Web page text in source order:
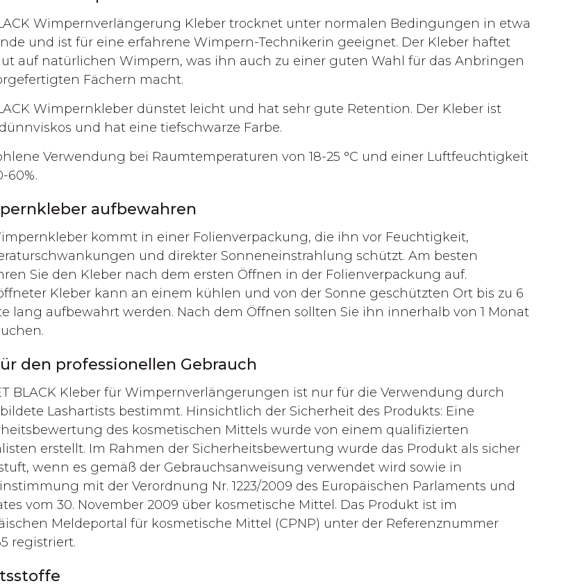
Wimpernverlängerung Kleber trocknet unter normalen Bedingungen in etwa
und ist für eine erfahrene Wimpern-Technikerin geeignet. Der Kleber haftet
auf natürlichen Wimpern, was ihn auch zu einer guten Wahl für das Anbringen
Fächern macht.
Wimpernkleber dünstet leicht und hat sehr gute Retention. Der Kleber ist
und hat eine tiefschwarze Farbe.
Verwendung bei Raumtemperaturen von 18-25 °C und einer Luftfeuchtigkeit
60%.
aufbewahren
kommt in einer Folienverpackung, die ihn vor Feuchtigkeit,
und direkter Sonneneinstrahlung schützt. Am besten
Sie den Kleber nach dem ersten Öffnen in der Folienverpackung auf.
Kleber kann an einem kühlen und von der Sonne geschützten Ort bis zu 6
lang aufbewahrt werden. Nach dem Öffnen sollten Sie ihn innerhalb von 1 Monat
den professionellen Gebrauch
BLACK Kleber für Wimpernverlängerungen ist nur für die Verwendung durch
Lashartists bestimmt. Hinsichtlich der Sicherheit des Produkts: Eine
des kosmetischen Mittels wurde von einem qualifizierten
erstellt. Im Rahmen der Sicherheitsbewertung wurde das Produkt als sicher
wenn es gemäß der Gebrauchsanweisung verwendet wird sowie in
mit der Verordnung Nr. 1223/2009 des Europäischen Parlaments und
vom 30. November 2009 über kosmetische Mittel. Das Produkt ist im
Meldeportal für kosmetische Mittel (CPNP) unter der Referenznummer
registriert.